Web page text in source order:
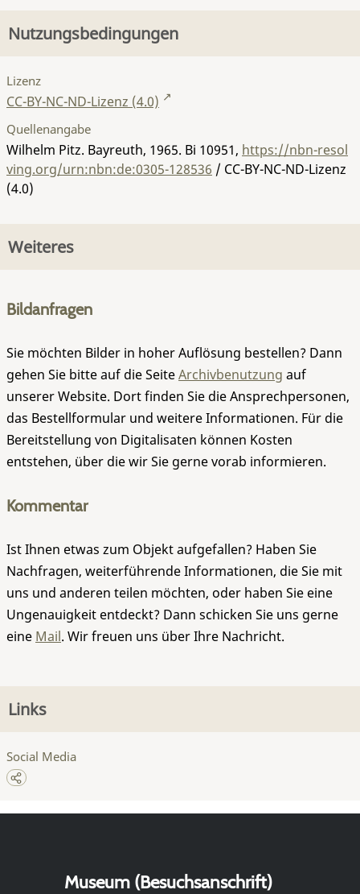
Nutzungsbedingungen
Lizenz
CC-BY-NC-ND-Lizenz (4.0)
Quellenangabe
Wilhelm Pitz. Bayreuth, 1965. Bi 10951, https://nbn-resol
ving.org/urn:nbn:de:0305-128536 / CC-BY-NC-ND-Lizenz
(4.0)
Weiteres
Bildanfragen
Sie möchten Bilder in hoher Auflösung bestellen? Dann
gehen Sie bitte auf die SeiteArchivbenutzung auf
unserer Website. Dort finden Sie die Ansprechpersonen,
das Bestellformular und weitere Informationen. Für die
Bereitstellung von Digitalisaten können Kosten
entstehen, über die wir Sie gerne vorab informieren.
Kommentar
Ist Ihnen etwas zum Objekt aufgefallen? Haben Sie
Nachfragen, weiterführende Informationen, die Sie mit
uns und anderen teilen möchten, oder haben Sie eine
Ungenauigkeit entdeckt? Dann schicken Sie uns gerne
eine Mail. Wir freuen uns über Ihre Nachricht.
Links
Social Media
Museum (Besuchsanschrift)